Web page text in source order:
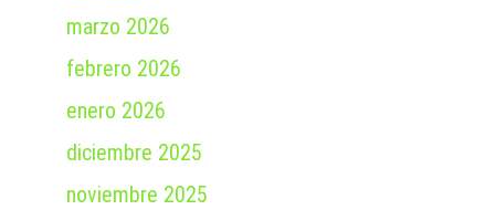
marzo 2026
febrero 2026
enero 2026
diciembre 2025
noviembre 2025